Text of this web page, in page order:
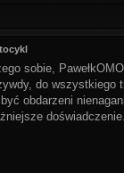
sobie,
do
obdarzeni